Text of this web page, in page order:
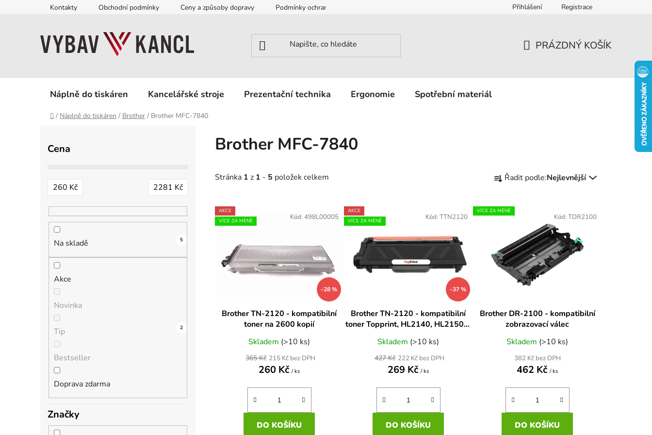
Kontakty Obchodní podmínky Ceny a způsoby dopravy Podmínky ochrany osobních údajů Přihlášení Registrace
KOŠÍK
PRÁZDNÝ KOŠÍK
Náplně do tiskáren Kancelářské stroje Prezentační technika Ergonomie Spotřební materiál
Domů
/ Náplně do tiskáren / Brother / Brother MFC-7840
Cena
260 Kč 2281 Kč
Na skladě 5
Akce
2
Novinka
0
Tip 0
Bestseller
0
Doprava zdarma
2
Značky
Brother MFC-7840
Stránka 1 z 1 - 5 položek celkem
a
e
n
p
r
o
k
t
Řadit podle:Nejlevnější
V
ý
AKCE
VÍCE ZA MÉNĚ
–28 %
Brother TN-2120 - kompatibilní
toner na 2600 kopií
Skladem (>10 ks)
215 Kč bez DPH
260 Kč/ ks
365 Kč
DO KOŠÍKU
Kód: 498L00005
AKCE
VÍCE ZA MÉNĚ
–37 %
Brother TN-2120 - kompatibilní
toner Topprint, HL2140, HL2150N,
Skladem (>10 ks)
222 Kč bez DPH
269 Kč/ ks
427 Kč
DO KOŠÍKU
Kód: TTN2120
VÍCE ZA MÉNĚ
Brother DR-2100 - kompatibilní
zobrazovací válec
Skladem (>10 ks)
382 Kč bez DPH
462 Kč/ ks
DO KOŠÍKU
Kód: TDR2100